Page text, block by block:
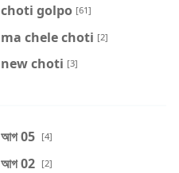
choti golpo [61]
ma chele choti [2]
new choti [3]
আগ 05 [4]
আগ 02 [2]